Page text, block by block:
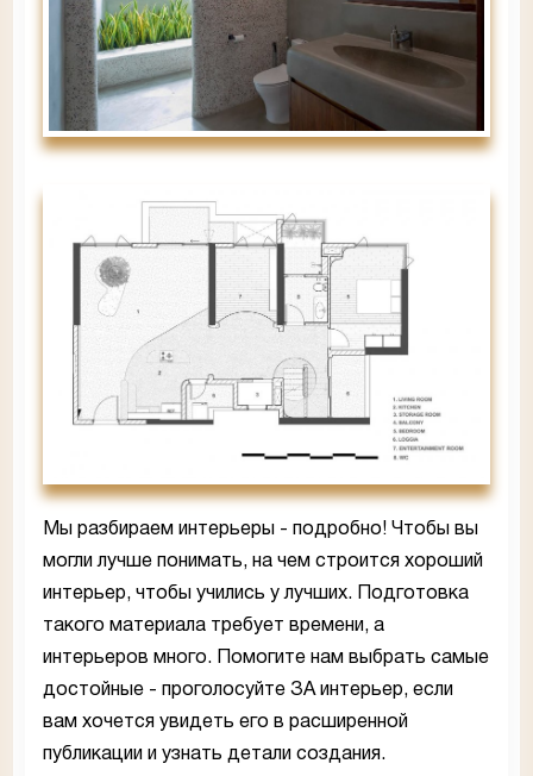
Мы разбираем интерьеры - подробно! Чтобы вы
могли лучше понимать, на чем строится хороший
интерьер, чтобы учились у лучших. Подготовка
такого материала требует времени, а
интерьеров много. Помогите нам выбрать самые
достойные - проголосуйте ЗА интерьер, если
вам хочется увидеть его в расширенной
публикации и узнать детали создания.